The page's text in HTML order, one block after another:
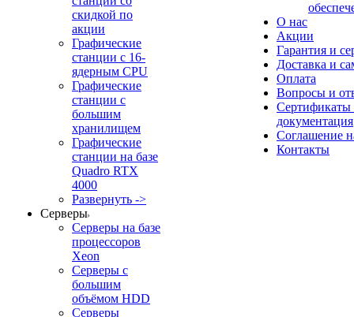
скидкой по
акции
Графические
станции с 16-
ядерным CPU
Графические
станции с
большим
хранилищем
Графические
станции на базе
Quadro RTX
4000
Развернуть ->
Серверы
Серверы на базе
процессоров
Xeon
Серверы с
большим
объёмом HDD
Серверы
О нас
Акции
Гарантия и
Доставка и
Оплата
Вопросы и
Сертификаты
документация
Соглашение
Контакты